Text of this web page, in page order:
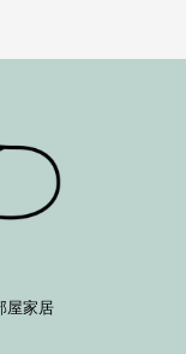
屋家居